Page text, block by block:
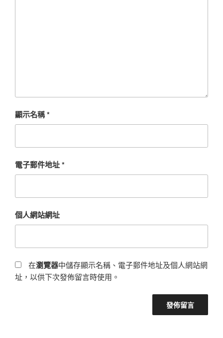
顯示名稱*
電子郵件地址*
個人網站網址
在瀏覽器中儲存顯示名稱、電子郵件地址及個人網站網
址，以供下次發佈留言時使用。